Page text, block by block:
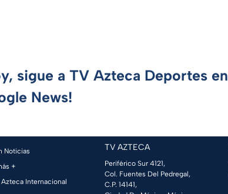
sigue a TV Azteca Deportes en
News!
Noticias
+
Azteca Internacional
TV AZTECA
Periférico Sur 4121,
Col. Fuentes Del Pedregal,
C.P. 14141,